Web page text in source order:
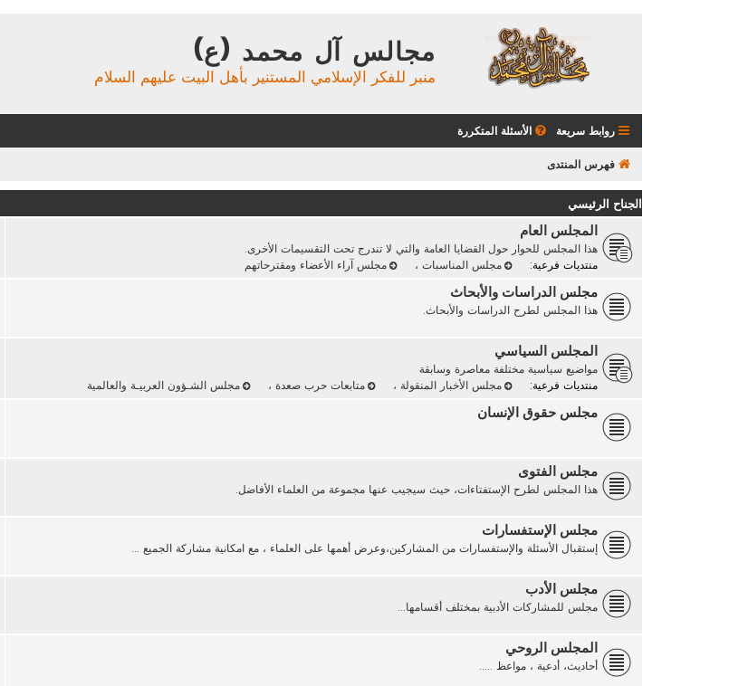
مجالس آل محمد (ع)
منبر للفكر الإسلامي المستنير بأهل البيت عليهم السلام
روابط سريعة الأسئلة المتكررة
فهرس المنتدى
الجناح الرئيسي
المجلس العام
هذا المجلس للحوار حول القضايا العامة والتي لا تندرج تحت التقسيمات الأخرى.
منتديات فرعية:
مجلس المناسبات ، مجلس آراء الأعضاء ومقترحاتهم
مجلس الدراسات والأبحاث
هذا المجلس لطرح الدراسات والأبحاث.
المجلس السياسي
مواضيع سياسية مختلفة معاصرة وسابقة
منتديات فرعية:
مجلس الأخبار المنقولة ، متابعات حرب صعدة ، مجلس الشـؤون العربيـة والعالمية
مجلس حقوق الإنسان
مجلس الفتوى
هذا المجلس لطرح الإستفتاءات، حيث سيجيب عنها مجموعة من العلماء الأفاضل.
مجلس الإستفسارات
إستقبال الأسئلة والإستفسارات من المشاركين،وعرض أهمها على العلماء ، مع امكانية مشاركة الجميع ...
مجلس الأدب
مجلس للمشاركات الأدبية بمختلف أقسامها...
المجلس الروحي
أحاديث، أدعية ، مواعظ .....